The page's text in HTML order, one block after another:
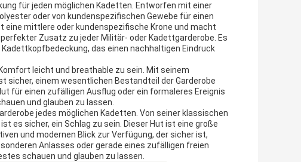
für jeden möglichen Kadetten. Entworfen mit einer
oder von kundenspezifischen Gewebe für einen
eine mittlere oder kundenspezifische Krone und macht
Zusatz zu jeder Militär- oder Kadettgarderobe. Es
das einen nachhaltigen Eindruck
leicht und breathable zu sein. Mit seinem
sicher, einem wesentlichen Bestandteil der Garderobe
für einen zufälligen Ausflug oder ein formaleres Ereignis
und glauben zu lassen.
jedes möglichen Kadetten. Von seiner klassischen
es sicher, ein Schlag zu sein. Dieser Hut ist eine große
und modernen Blick zur Verfügung, der sicher ist,
Anlasses oder gerade eines zufälligen freien
schauen und glauben zu lassen.